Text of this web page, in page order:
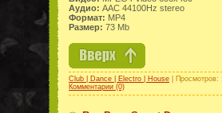
Аудио: AAC 44100Hz stereo
Формат: MP4
Размер: 73 Mb
Club | Dance | Electro | House |
Комментарии (0)